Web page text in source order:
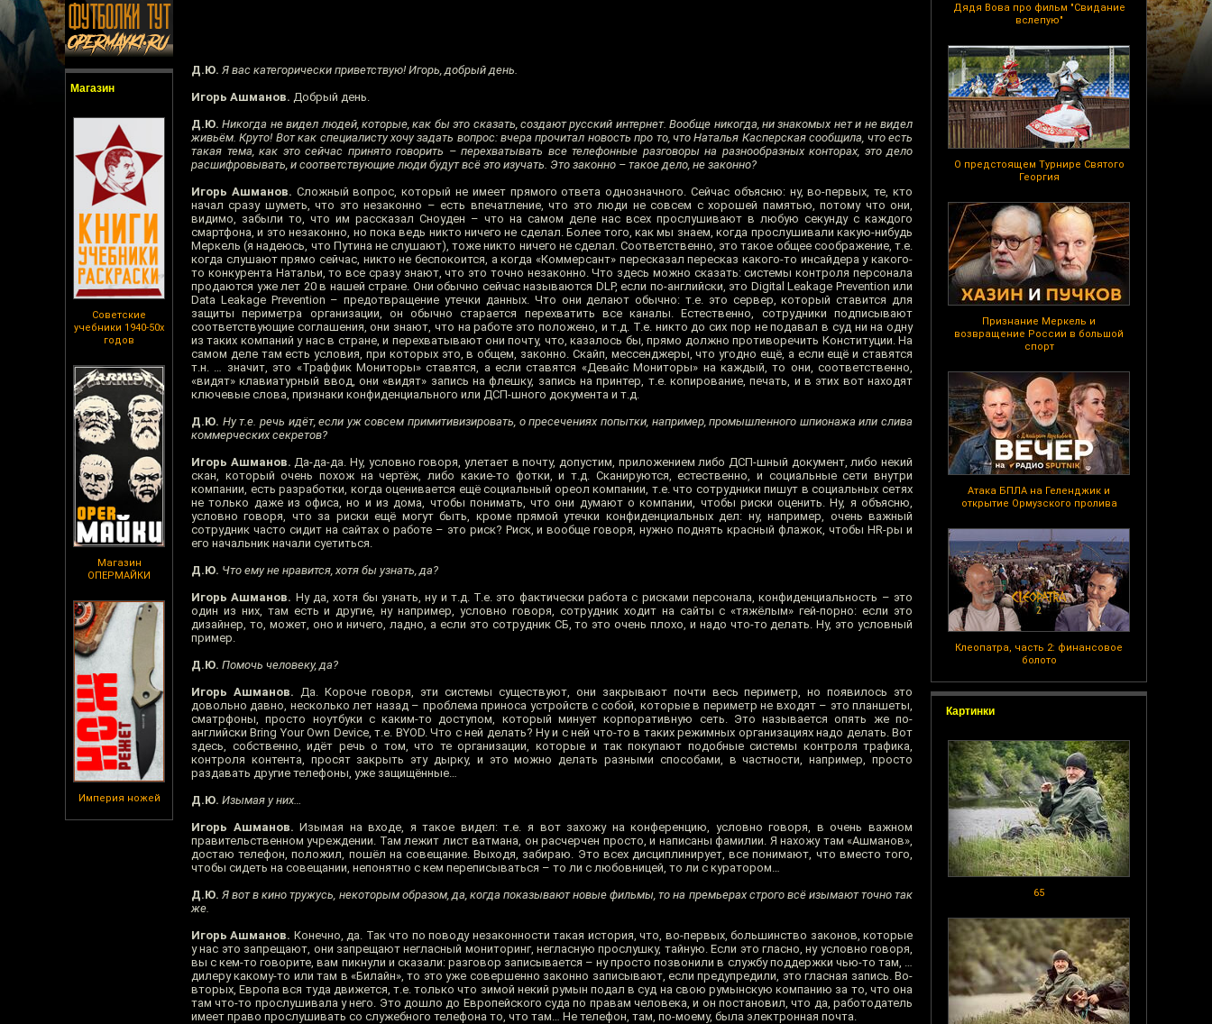
Магазин
Советские
учебники 1940-50х
годов
Магазин
ОПЕРМАЙКИ
Империя ножей
Дядя Вова про фильм "Свидание
вслепую"
О предстоящем Турнире Святого
Георгия
Признание Меркель и
возвращение России в большой
спорт
Атака БПЛА на Геленджик и
открытие Ормузского пролива
Клеопатра, часть 2: финансовое
болото
Картинки
65
Д.Ю. Я вас категорически приветствую! Игорь, добрый день.
Игорь Ашманов. Добрый день.
Д.Ю. Никогда не видел людей, которые, как бы это сказать, создают русский интернет. Вообще никогда, ни знакомых нет и не видел
живьём. Круто! Вот как специалисту хочу задать вопрос: вчера прочитал новость про то, что Наталья Касперская сообщила, что есть
такая тема, как это сейчас принято говорить – перехватывать все телефонные разговоры на разнообразных конторах, это дело
расшифровывать, и соответствующие люди будут всё это изучать. Это законно – такое дело, не законно?
Игорь Ашманов. Сложный вопрос, который не имеет прямого ответа однозначного. Сейчас объясню: ну, во-первых, те, кто
начал сразу шуметь, что это незаконно – есть впечатление, что это люди не совсем с хорошей памятью, потому что они,
видимо, забыли то, что им рассказал Сноуден – что на самом деле нас всех прослушивают в любую секунду с каждого
смартфона, и это незаконно, но пока ведь никто ничего не сделал. Более того, как мы знаем, когда прослушивали какую-нибудь
Меркель (я надеюсь, что Путина не слушают), тоже никто ничего не сделал. Соответственно, это такое общее соображение, т.е.
когда слушают прямо сейчас, никто не беспокоится, а когда «Коммерсант» пересказал пересказ какого-то инсайдера у какого-
то конкурента Натальи, то все сразу знают, что это точно незаконно. Что здесь можно сказать: системы контроля персонала
продаются уже лет 20 в нашей стране. Они обычно сейчас называются DLP, если по-английски, это Digital Leakage Prevention или
Data Leakage Prevention – предотвращение утечки данных. Что они делают обычно: т.е. это сервер, который ставится для
защиты периметра организации, он обычно старается перехватить все каналы. Естественно, сотрудники подписывают
соответствующие соглашения, они знают, что на работе это положено, и т.д. Т.е. никто до сих пор не подавал в суд ни на одну
из таких компаний у нас в стране, и перехватывают они почту, что, казалось бы, прямо должно противоречить Конституции. На
самом деле там есть условия, при которых это, в общем, законно. Скайп, мессенджеры, что угодно ещё, а если ещё и ставятся
т.н. … значит, это «Траффик Мониторы» ставятся, а если ставятся «Девайс Мониторы» на каждый, то они, соответственно,
«видят» клавиатурный ввод, они «видят» запись на флешку, запись на принтер, т.е. копирование, печать, и в этих вот находят
ключевые слова, признаки конфиденциального или ДСП-шного документа и т.д.
Д.Ю. Ну т.е. речь идёт, если уж совсем примитивизировать, о пресечениях попытки, например, промышленного шпионажа или слива
коммерческих секретов?
Игорь Ашманов. Да-да-да. Ну, условно говоря, улетает в почту, допустим, приложением либо ДСП-шный документ, либо некий
скан, который очень похож на чертёж, либо какие-то фотки, и т.д. Сканируются, естественно, и социальные сети внутри
компании, есть разработки, когда оценивается ещё социальный ореол компании, т.е. что сотрудники пишут в социальных сетях
не только даже из офиса, но и из дома, чтобы понимать, что они думают о компании, чтобы риски оценить. Ну, я объясню,
условно говоря, что за риски ещё могут быть, кроме прямой утечки конфиденциальных дел: ну, например, очень важный
сотрудник часто сидит на сайтах о работе – это риск? Риск, и вообще говоря, нужно поднять красный флажок, чтобы HR-ры и
его начальник начали суетиться.
Д.Ю. Что ему не нравится, хотя бы узнать, да?
Игорь Ашманов. Ну да, хотя бы узнать, ну и т.д. Т.е. это фактически работа с рисками персонала, конфиденциальность – это
один из них, там есть и другие, ну например, условно говоря, сотрудник ходит на сайты с «тяжёлым» гей-порно: если это
дизайнер, то, может, оно и ничего, ладно, а если это сотрудник СБ, то это очень плохо, и надо что-то делать. Ну, это условный
пример.
Д.Ю. Помочь человеку, да?
Игорь Ашманов. Да. Короче говоря, эти системы существуют, они закрывают почти весь периметр, но появилось это
довольно давно, несколько лет назад – проблема приноса устройств с собой, которые в периметр не входят – это планшеты,
сматрфоны, просто ноутбуки с каким-то доступом, который минует корпоративную сеть. Это называется опять же по-
английски Bring Your Own Device, т.е. BYOD. Что с ней делать? Ну и с ней что-то в таких режимных организациях надо делать. Вот
здесь, собственно, идёт речь о том, что те организации, которые и так покупают подобные системы контроля трафика,
контроля контента, просят закрыть эту дырку, и это можно делать разными способами, в частности, например, просто
раздавать другие телефоны, уже защищённые…
Д.Ю. Изымая у них…
Игорь Ашманов. Изымая на входе, я такое видел: т.е. я вот захожу на конференцию, условно говоря, в очень важном
правительственном учреждении. Там лежит лист ватмана, он расчерчен просто, и написаны фамилии. Я нахожу там «Ашманов»,
достаю телефон, положил, пошёл на совещание. Выходя, забираю. Это всех дисциплинирует, все понимают, что вместо того,
чтобы сидеть на совещании, непонятно с кем переписываться – то ли с любовницей, то ли с куратором…
Д.Ю. Я вот в кино тружусь, некоторым образом, да, когда показывают новые фильмы, то на премьерах строго всё изымают точно так
же.
Игорь Ашманов. Конечно, да. Так что по поводу незаконности такая история, что, во-первых, большинство законов, которые
у нас это запрещают, они запрещают негласный мониторинг, негласную прослушку, тайную. Если это гласно, ну условно говоря,
вы с кем-то говорите, вам пикнули и сказали: разговор записывается – ну просто позвонили в службу поддержки чью-то там, …
дилеру какому-то или там в «Билайн», то это уже совершенно законно записывают, если предупредили, это гласная запись. Во-
вторых, Европа вся туда движется, т.е. только что зимой некий румын подал в суд на свою румынскую компанию за то, что она
там что-то прослушивала у него. Это дошло до Европейского суда по правам человека, и он постановил, что да, работодатель
имеет право прослушивать со служебного телефона то, что там… Не телефон, там, по-моему, была электронная почта.